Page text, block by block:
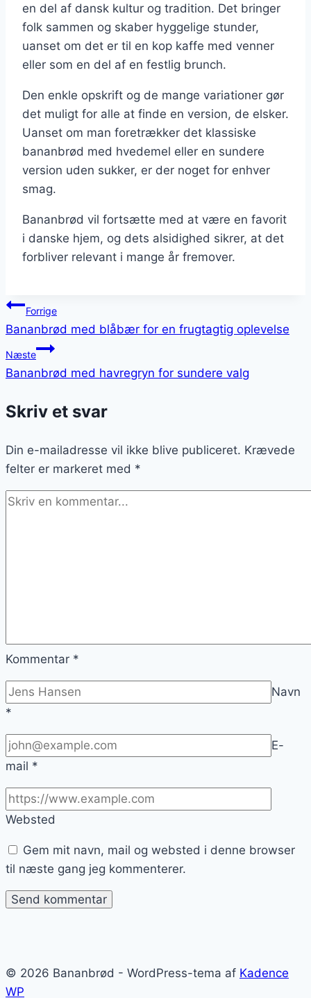
en del af dansk kultur og tradition. Det bringer
folk sammen og skaber hyggelige stunder,
uanset om det er til en kop kaffe med venner
eller som en del af en festlig brunch.
Den enkle opskrift og de mange variationer gør
det muligt for alle at finde en version, de elsker.
Uanset om man foretrækker det klassiske
bananbrød med hvedemel eller en sundere
version uden sukker, er der noget for enhver
smag.
Bananbrød vil fortsætte med at være en favorit
i danske hjem, og dets alsidighed sikrer, at det
forbliver relevant i mange år fremover.
Indlægsnavigation
Forrige
Bananbrød med blåbær for en frugtagtig oplevelse
Næste
Bananbrød med havregryn for sundere valg
Skriv et svar
Din e-mailadresse vil ikke blive publiceret. Krævede
felter er markeret med *
Kommentar *
Navn
*
E-
mail *
Websted
Gem mit navn, mail og websted i denne browser
til næste gang jeg kommenterer.
© 2026 Bananbrød - WordPress-tema af Kadence
WP